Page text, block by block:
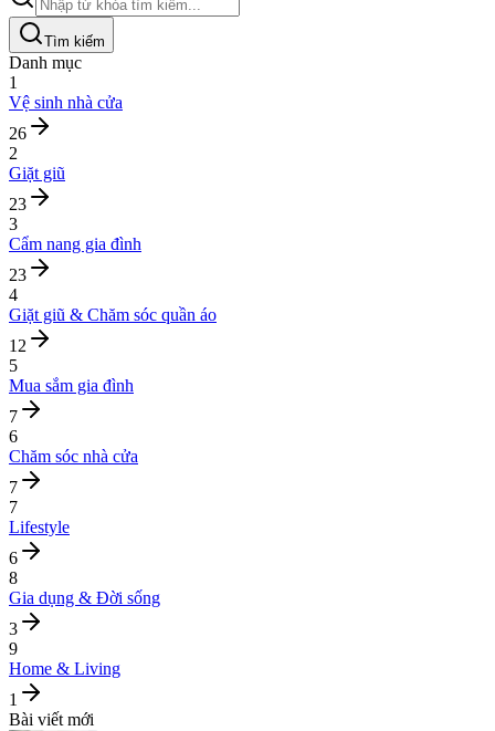
Tìm kiếm
Danh mục
1
Vệ sinh nhà cửa
26
2
Giặt giũ
23
3
Cẩm nang gia đình
23
4
Giặt giũ & Chăm sóc quần áo
12
5
Mua sắm gia đình
7
6
Chăm sóc nhà cửa
7
7
Lifestyle
6
8
Gia dụng & Đời sống
3
9
Home & Living
1
Bài viết mới